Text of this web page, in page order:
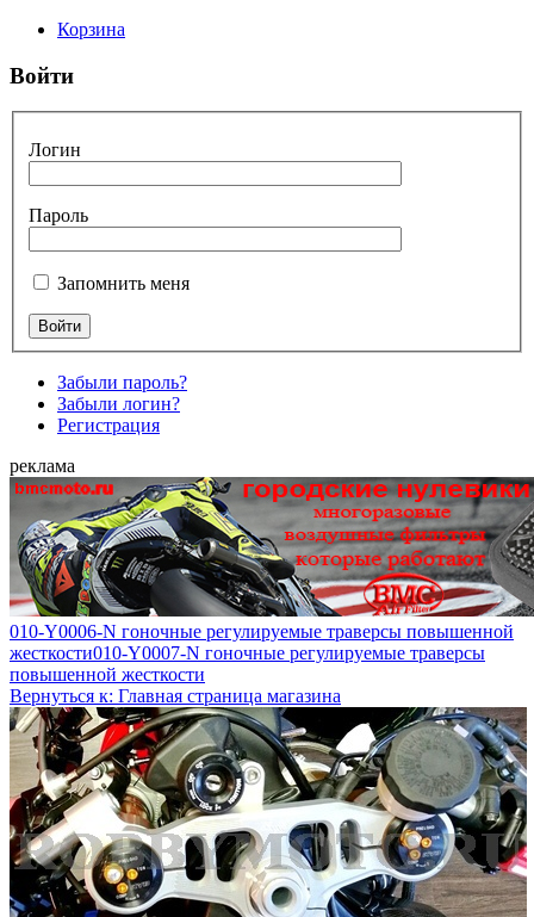
Корзина
Войти
Логин
Пароль
Запомнить меня
Забыли пароль?
Забыли логин?
Регистрация
реклама
010-Y0006-N гоночные регулируемые траверсы повышенной
жесткости010-Y0007-N гоночные регулируемые траверсы
повышенной жесткости
Вернуться к: Главная страница магазина